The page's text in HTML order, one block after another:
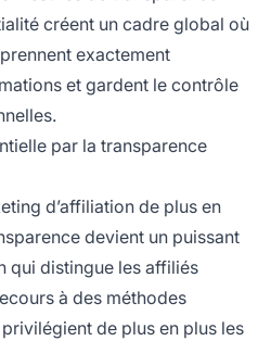
créent un cadre global où
exactement
et gardent le contrôle
par la transparence
d’affiliation de plus en
devient un puissant
qui distingue les affiliés
à des méthodes
de plus en plus les